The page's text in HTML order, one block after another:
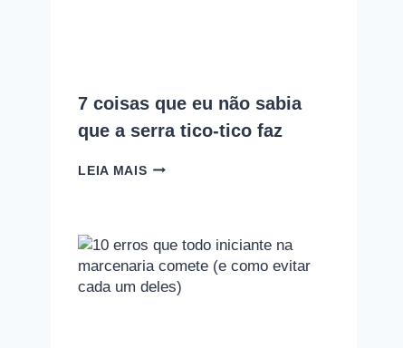
7 coisas que eu não sabia
que a serra tico-tico faz
LEIA MAIS7
SABIA
QUE
A